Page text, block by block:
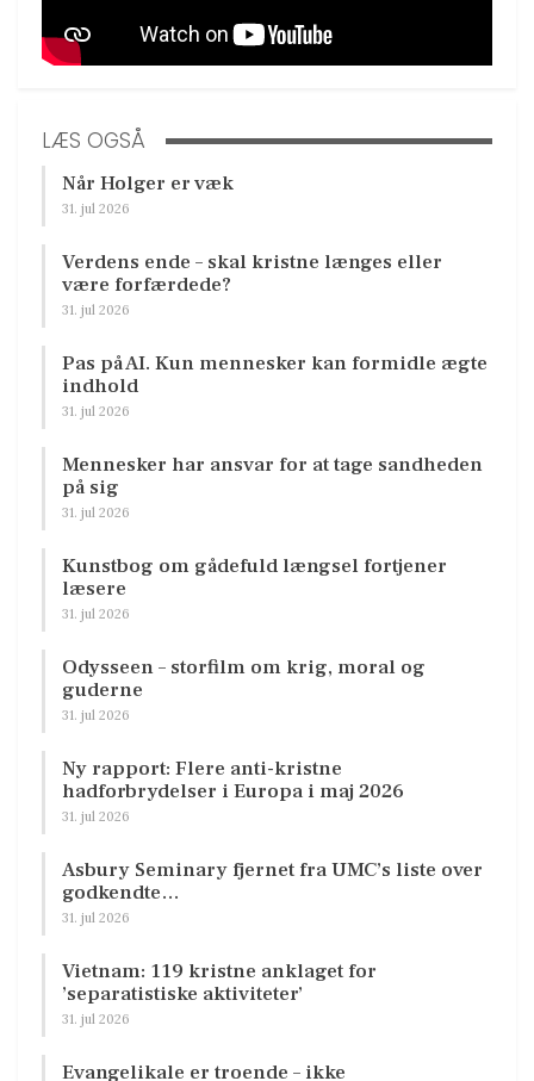
LÆS OGSÅ
Når Holger er væk
31. jul 2026
Verdens ende – skal kristne længes eller
være forfærdede?
31. jul 2026
Pas på AI. Kun mennesker kan formidle ægte
indhold
31. jul 2026
Mennesker har ansvar for at tage sandheden
på sig
31. jul 2026
Kunstbog om gådefuld længsel fortjener
læsere
31. jul 2026
Odysseen – storfilm om krig, moral og
guderne
31. jul 2026
Ny rapport: Flere anti-kristne
hadforbrydelser i Europa i maj 2026
31. jul 2026
Asbury Seminary fjernet fra UMC’s liste over
godkendte…
31. jul 2026
Vietnam: 119 kristne anklaget for
’separatistiske aktiviteter’
31. jul 2026
Evangelikale er troende – ikke